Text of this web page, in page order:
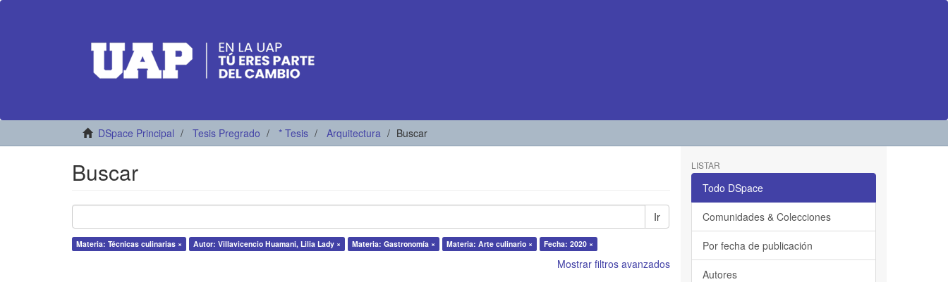
DSpace Principal Tesis Pregrado * Tesis Arquitectura Buscar
Buscar
Ir
Materia: Técnicas culinarias × Autor: Villavicencio Huamani, Lilia Lady × Materia: Gastronomía × Materia: Arte culinario × Fecha: 2020 ×
Mostrar filtros avanzados
LISTAR
Todo DSpace
Comunidades & Colecciones
Por fecha de publicación
Autores